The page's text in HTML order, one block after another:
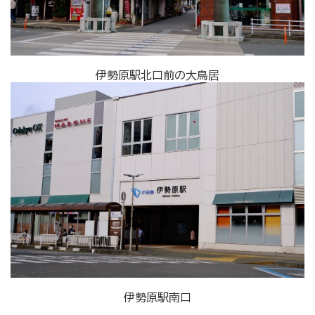
伊勢原駅北口前の大鳥居
伊勢原駅南口